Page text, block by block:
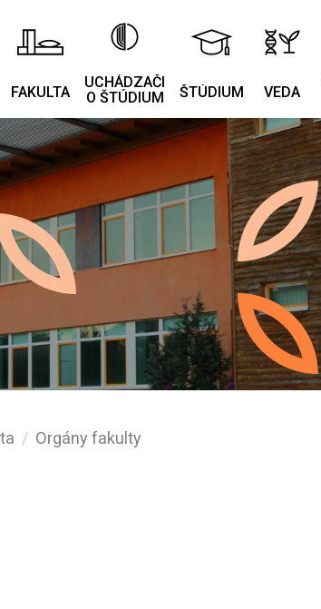
FAKULTA
UCHÁDZAČI
O ŠTÚDIUM
ŠTÚDIUM VEDA
Orgány fakulty